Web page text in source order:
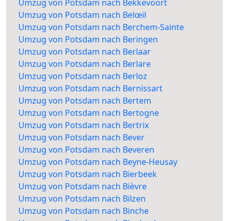
Umzug von Potsdam nach Bekkevoort
Umzug von Potsdam nach Belœil
Umzug von Potsdam nach Berchem-Sainte
Umzug von Potsdam nach Beringen
Umzug von Potsdam nach Berlaar
Umzug von Potsdam nach Berlare
Umzug von Potsdam nach Berloz
Umzug von Potsdam nach Bernissart
Umzug von Potsdam nach Bertem
Umzug von Potsdam nach Bertogne
Umzug von Potsdam nach Bertrix
Umzug von Potsdam nach Bever
Umzug von Potsdam nach Beveren
Umzug von Potsdam nach Beyne-Heusay
Umzug von Potsdam nach Bierbeek
Umzug von Potsdam nach Bièvre
Umzug von Potsdam nach Bilzen
Umzug von Potsdam nach Binche